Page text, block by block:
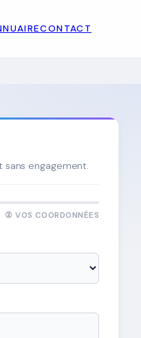
CONTACT
engagement.
② VOS COORDONNÉES